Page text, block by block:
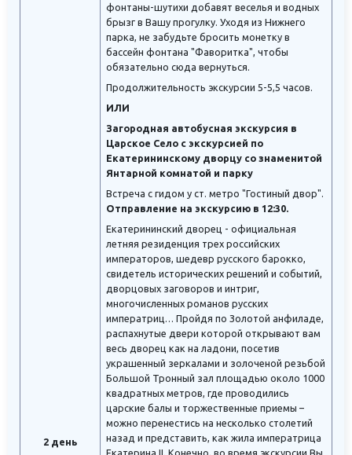
2 день
фонтаны-шутихи добавят веселья и водных
брызг в Вашу прогулку. Уходя из Нижнего
парка, не забудьте бросить монетку в
бассейн фонтана "Фаворитка", чтобы
обязательно сюда вернуться.
Продолжительность экскурсии 5-5,5 часов.
ИЛИ
Загородная автобусная экскурсия в
Царское Село с экскурсией по
Екатерининскому дворцу со знаменитой
Янтарной комнатой и парку
Встреча с гидом у ст. метро "Гостиный двор".
Отправление на экскурсию в 12:30.
Екатерининский дворец - официальная
летняя резиденция трех российских
императоров, шедевр русского барокко,
свидетель исторических решений и событий,
дворцовых заговоров и интриг,
многочисленных романов русских
императриц… Пройдя по Золотой анфиладе,
распахнутые двери которой открывают вам
весь дворец как на ладони, посетив
украшенный зеркалами и золоченой резьбой
Большой Тронный зал площадью около 1000
квадратных метров, где проводились
царские балы и торжественные приемы –
можно перенестись на несколько столетий
назад и представить, как жила императрица
Екатерина II. Конечно, во время экскурсии Вы